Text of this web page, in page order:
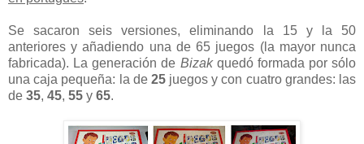
Se sacaron seis versiones, eliminando la 15 y la 50
anteriores y añadiendo una de 65 juegos (la mayor nunca
fabricada). La generación de Bizakquedó formada por sólo
una caja pequeña: la de 25juegos y con cuatro grandes: las
de 35, 45, 55 y 65.